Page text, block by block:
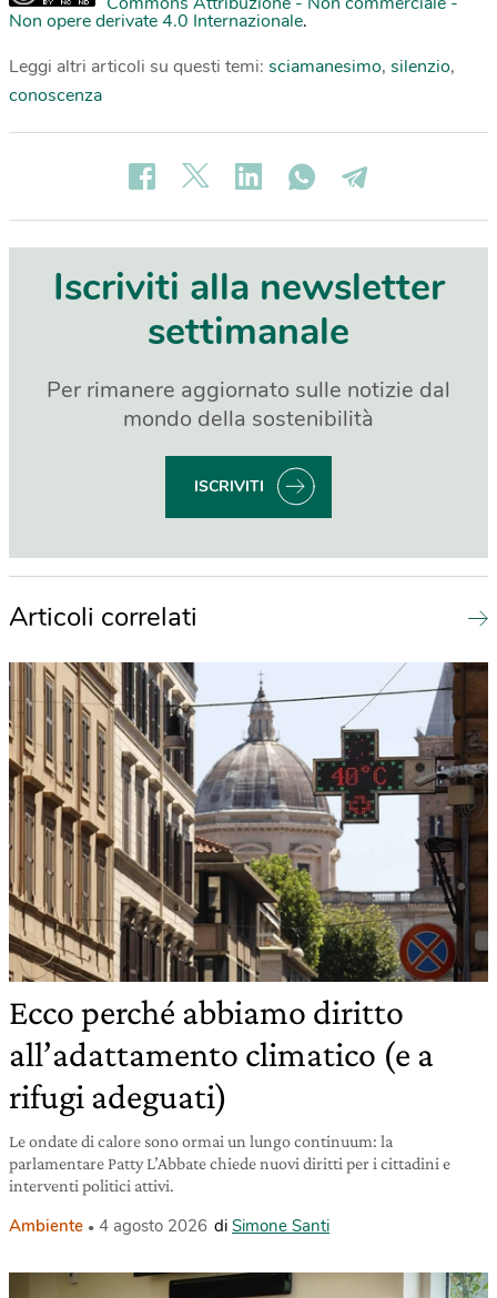
Non opere derivate 4.0 Internazionale.
Leggi altri articoli su questi temi: sciamanesimo, silenzio,
conoscenza
Iscriviti alla newsletter
settimanale
Per rimanere aggiornato sulle notizie dal
mondo della sostenibilità
ISCRIVITI
Articoli correlati
Ecco perché abbiamo diritto
all’adattamento climatico (e a
rifugi adeguati)
Le ondate di calore sono ormai un lungo continuum: la
parlamentare Patty L’Abbate chiede nuovi diritti per i cittadini e
interventi politici attivi.
Ambiente 4 agosto 2026 di Simone Santi